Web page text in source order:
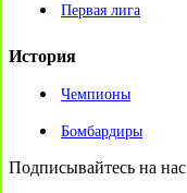
Первая лига
История
Чемпионы
Бомбардиры
Подписывайтесь на нас